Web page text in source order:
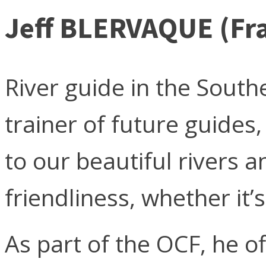
Jeff BLERVAQUE
River guide in the
trainer of future
to our beautiful rivers
friendliness, whether
As part of the OCF, he